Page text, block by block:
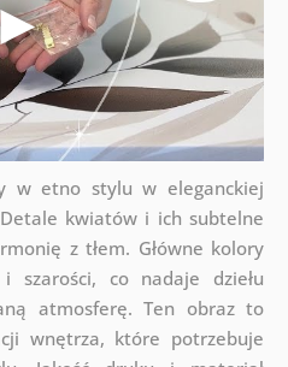
w etno stylu w eleganckiej
kwiatów i ich subtelne
z tłem. Główne kolory
co nadaje dziełu
atmosferę. Ten obraz to
wnętrza, które potrzebuje